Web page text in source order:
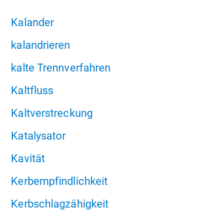
Kalander
kalandrieren
kalte Trennverfahren
Kaltfluss
Kaltverstreckung
Katalysator
Kavität
Kerbempfindlichkeit
Kerbschlagzähigkeit